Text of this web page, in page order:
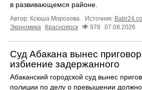
в развивающемся районе.
Автор: Ксюша Морозова. Источник:
Экономика
Красноярск 978 07.08.2026
Суд Абакана вынес
избиение задержанного
Абаканский городской суд вынес
полиции по делу о превышении